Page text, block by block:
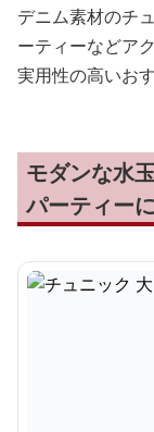
デニム素材のチ
ーティーなどア
実用性の高いお
モダンな水
パーティー